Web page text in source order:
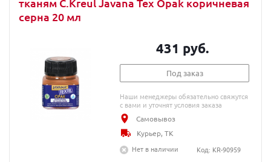
серна 20 мл
431 руб.
Под заказ
Наши менеджеры обязательно свяжутся
с вами и уточнят условия заказа
Самовывоз
Курьер, ТК
Нет в наличии
Код: KR-90959